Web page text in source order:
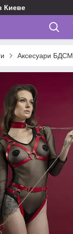
Киеве
Аксесуари БДСМ